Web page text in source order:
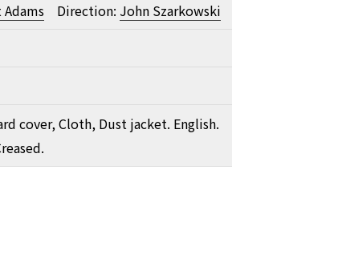
Direction: John Szarkowski
cover, Cloth, Dust jacket. English.